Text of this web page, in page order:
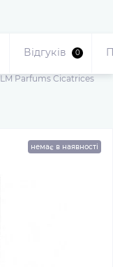
LM Parfums Cicatrices
Відгуків 0
немає в наявності